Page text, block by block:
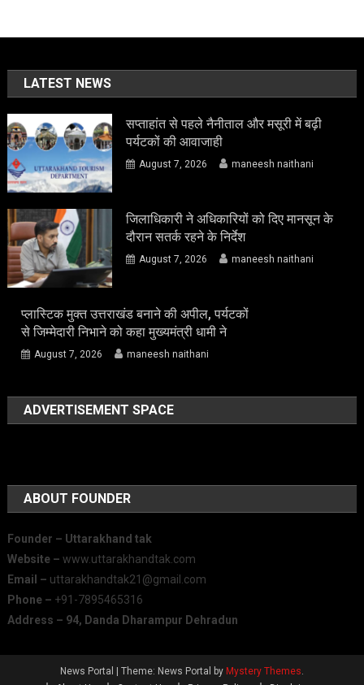
LATEST NEWS
सप्ताहांत से पहले नैनीताल और मसूरी में बढ़ी
पर्यटकों की आवाजाही
August 7, 2026 maneesh naithani
जिलाधिकारी ने अधिकारियों को दिए मानसून के
दौरान सतर्क रहने के निर्देश
August 7, 2026 maneesh naithani
प्लास्टिक मुक्त उत्तराखंड बनाने की अपील, पर्यटकों
से जिम्मेदारी निभाने को कहा मुख्यमंत्री धामी ने
August 7, 2026 maneesh naithani
ADVERTISEMENT SPACE
ABOUT FOUNDER
Founder – Uttarakhand tak
Website – www.uttarakhandtak.com
Email – uttarakhandtak21@gmail.com
Phone – +91-7895465316
Address – 94, Danda Dharampur Dehradun
News Portal | Theme: News Portal by Mystery Themes.